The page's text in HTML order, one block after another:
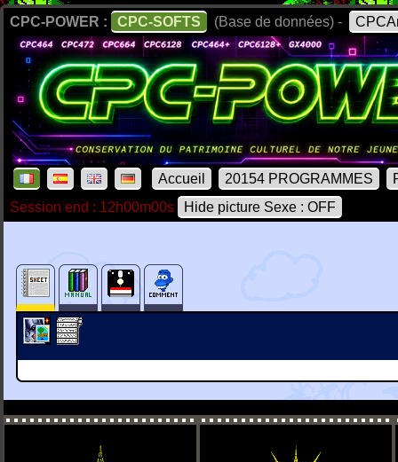
CPC-POWER : CPC-SOFTS (Base de données) -
Accueil 20154 PROGRAMMES
Session end : 12h00m00s
Hide picture Sexe : OFF